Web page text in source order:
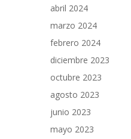
abril 2024
marzo 2024
febrero 2024
diciembre 2023
octubre 2023
agosto 2023
junio 2023
mayo 2023